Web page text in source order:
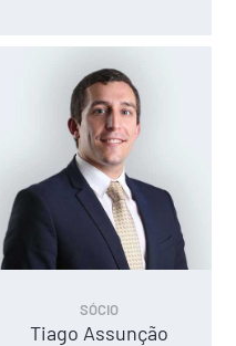
Tiago Assunção
SÓCIO